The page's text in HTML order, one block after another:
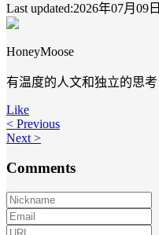
Last updated:2026年07月09日
HoneyMoose
有温度的人文和独立的思考
Like
< Previous
Next >
Comments